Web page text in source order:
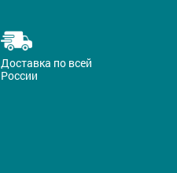
Доставка по всей
России